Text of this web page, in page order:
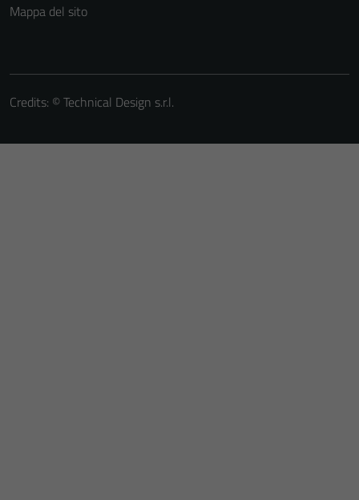
Mappa del sito
Credits: ©Technical Design s.r.l.